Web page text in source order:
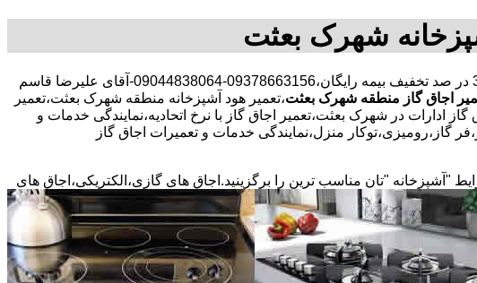
شهرک بعثت
30 در صد تخفیف بیمه رایگان،09378663156-09044838064-آقای علیرضا قاسم
اجاق گاز منطقه شهرک بعثت،تعمیر هود آشپزخانه منطقه شهرک بعثت،تعمیر
ادارات در شهرک بعثت،تعمیر اجاق گاز با نرخ اتحادیه،نمایندگی خدمات و
گاز،رومیزی،توکار منزل،نمایندگی خدمات و تعمیرات اجاق گاز
"آشپزخانه "تان مناسب ترین را برگزینید.اجاق های گازی،الکتریکی،اجاق های